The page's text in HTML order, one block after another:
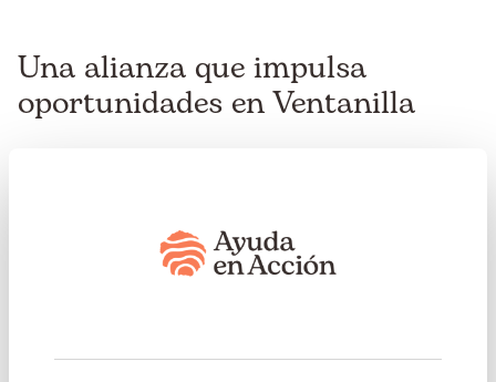
Una alianza que impulsa
oportunidades en Ventanilla